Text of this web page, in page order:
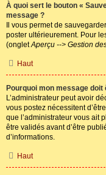
À quoi sert le bouton «
message ?
Il vous permet de
poster ultérieurement. Pour
(ongletAperçu --> Gestion
Haut
Pourquoi mon message doit
L’administrateur peut avoir
vous postez nécessitent
que l’administrateur vous ait
être validés avant d’être
d’informations.
Haut